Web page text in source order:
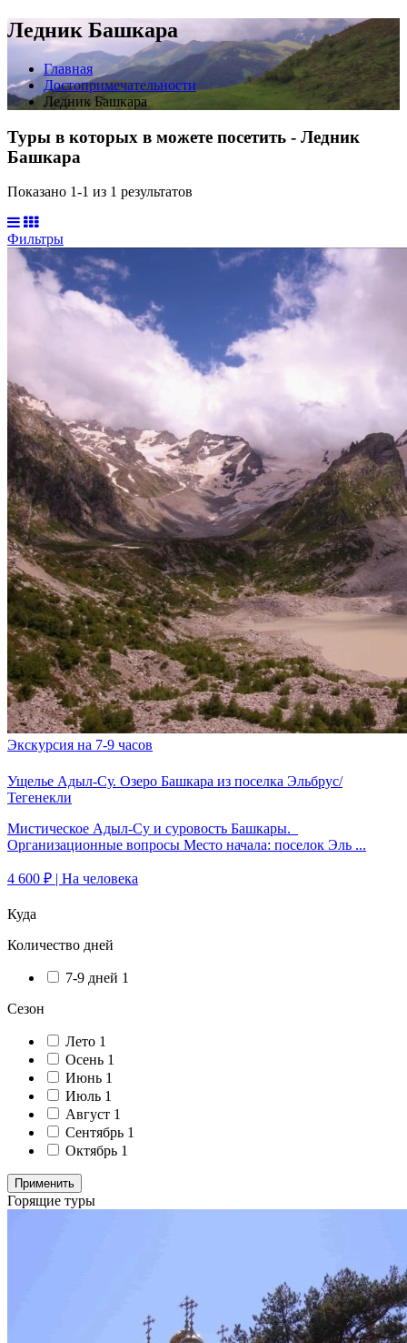
Ледник Башкара
Главная
Достопримечательности
Ледник Башкара
Туры в которых в можете посетить - Ледник
Башкара
Показано 1-1 из 1 результатов
Фильтры
Экскурсия на 7-9 часов
Ущелье Адыл-Су. Озеро Башкара из поселка Эльбрус/
Тегенекли
Мистическое Адыл-Су и суровость Башкары.
Организационные вопросы Место начала: поселок Эль ...
4 600 ₽ | На человека
Куда
Количество дней
7-9 дней 1
Сезон
Лето 1
Осень 1
Июнь 1
Июль 1
Август 1
Сентябрь 1
Октябрь 1
Применить
Горящие туры